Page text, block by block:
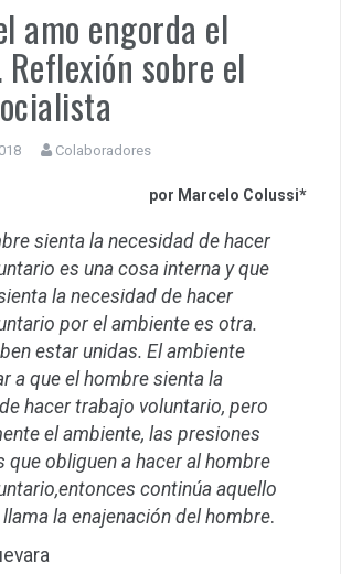
amo engorda el
sobre el
Colaboradores
por Marcelo Colussi*
sienta la necesidad de hacer
es una cosa interna y que
la necesidad de hacer
por el ambiente es otra.
estar unidas. El ambiente
a que el hombre sienta la
hacer trabajo voluntario, pero
el ambiente, las presiones
que obliguen a hacer al hombre
continúa aquello
la enajenación del hombre.